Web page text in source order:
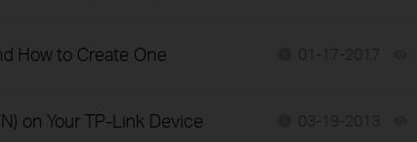
How to Create One 01-17-2017
on Your TP-Link Device 03-19-2013